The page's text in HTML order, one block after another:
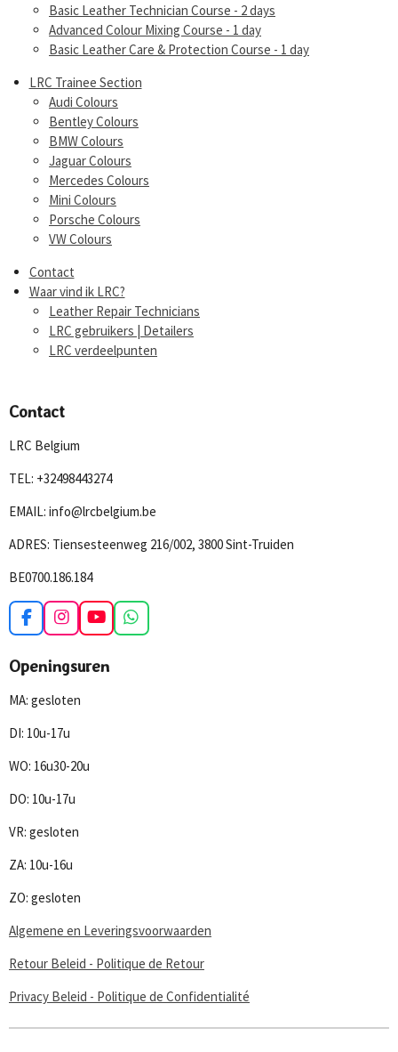
Basic Leather Technician Course - 2 days
Advanced Colour Mixing Course - 1 day
Basic Leather Care & Protection Course - 1 day
LRC Trainee Section
Audi Colours
Bentley Colours
BMW Colours
Jaguar Colours
Mercedes Colours
Mini Colours
Porsche Colours
VW Colours
Contact
Waar vind ik LRC?
Leather Repair Technicians
LRC gebruikers | Detailers
LRC verdeelpunten
Contact
LRC Belgium
TEL: +32498443274
EMAIL: info@lrcbelgium.be
ADRES: Tiensesteenweg 216/002, 3800 Sint-Truiden
BE0700.186.184
F
a
e
o
k
I
n
t
g
a
Y
o
T
W
h
Openingsuren
MA: gesloten
DI: 10u-17u
WO: 16u30-20u
DO: 10u-17u
VR: gesloten
ZA: 10u-16u
ZO: gesloten
Algemene en Leveringsvoorwaarden
Retour Beleid - Politique de Retour
Privacy Beleid - Politique de Confidentialité